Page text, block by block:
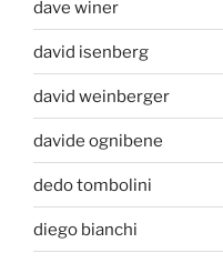
dave winer
david isenberg
david weinberger
davide ognibene
dedo tombolini
diego bianchi